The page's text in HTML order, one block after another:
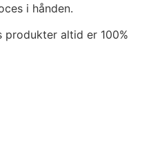
i hånden.
altid er 100%